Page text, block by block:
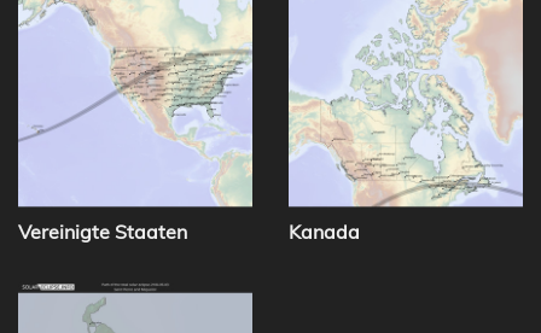
Vereinigte Staaten Kanada